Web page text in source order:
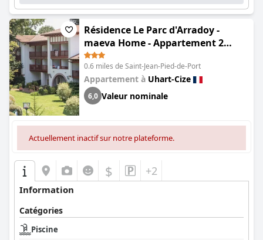
Résidence Le Parc d'Arradoy -
maeva Home - Appartement 2
pièces 4 personnes - Confort MAE-
4554
0.6 miles de Saint-Jean-Pied-de-Port
Appartement à Uhart-Cize
6,0 Valeur nominale
Actuellement inactif sur notre plateforme.
$ +2
Information
Catégories
Piscine